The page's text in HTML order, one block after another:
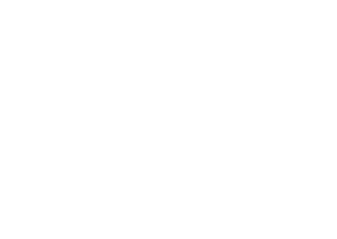
Bosch GSB 120